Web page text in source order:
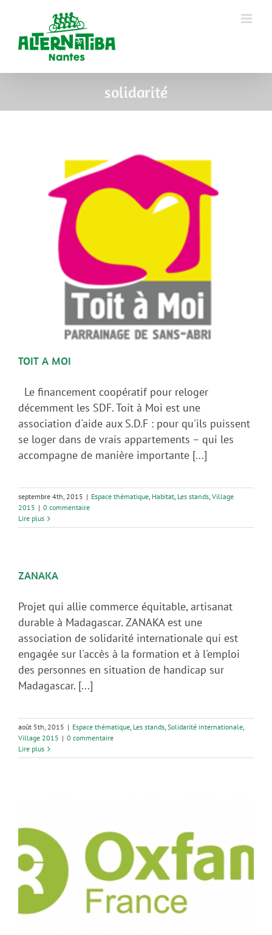
solidarité
TOIT A MOI
Le financement coopératif pour reloger
décemment les SDF. Toit à Moi est une
association d'aide aux S.D.F : pour qu'ils puissent
se loger dans de vrais appartements – qui les
accompagne de manière importante [...]
septembre 4th, 2015 | Espace thématique Habitat Les stands Village
2015 | 0 commentaire
Lire plus
ZANAKA
Projet qui allie commerce équitable, artisanat
durable à Madagascar. ZANAKA est une
association de solidarité internationale qui est
engagée sur l'accès à la formation et à l'emploi
des personnes en situation de handicap sur
Madagascar. [...]
août 5th, 2015 | Espace thématique Les stands Solidarité internationale
Village 2015 | 0 commentaire
Lire plus